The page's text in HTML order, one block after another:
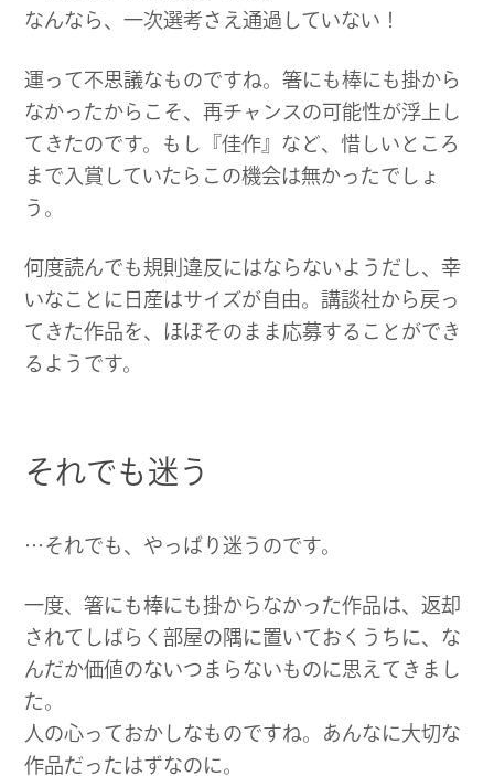
なんなら、一次選考さえ通過していない！
運って不思議なものですね。箸にも棒にも掛から
なかったからこそ、再チャンスの可能性が浮上し
てきたのです。もし『佳作』など、惜しいところ
まで入賞していたらこの機会は無かったでしょ
う。
何度読んでも規則違反にはならないようだし、幸
いなことに日産はサイズが自由。講談社から戻っ
てきた作品を、ほぼそのまま応募することができ
るようです。
それでも迷う
…それでも、やっぱり迷うのです。
一度、箸にも棒にも掛からなかった作品は、返却
されてしばらく部屋の隅に置いておくうちに、な
んだか価値のないつまらないものに思えてきまし
た。
人の心っておかしなものですね。あんなに大切な
作品だったはずなのに。